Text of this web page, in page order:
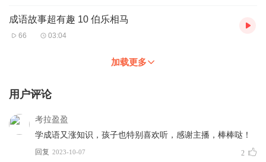
成语故事超有趣 10 伯乐相马
66 03:04
加载更多
用户评论
考拉盈盈
学成语又涨知识，孩子也特别喜欢听，感谢主播，棒棒哒！
回复 2023-10-07 2